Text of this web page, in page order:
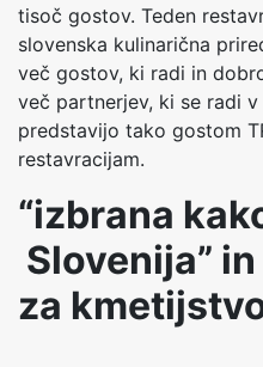
tisoč gostov. Teden
slovenska kulinarična
več gostov, ki radi in
več partnerjev, ki se radi
predstavijo tako gostom
restavracijam.
“izbrana
Slovenija”
za